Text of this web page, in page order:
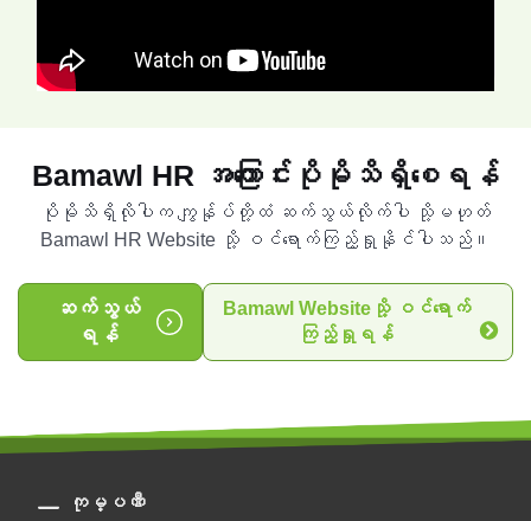
Bamawl HR အကြောင်းပိုမိုသိရှိစေရန်
ပိုမိုသိရှိလိုပါက ကျွန်ုပ်တို့ထံ ဆက်သွယ်လိုက်ပါ သို့မဟုတ်
Bamawl HR Website သို့ ဝင်ရောက်ကြည့်ရှုနိုင်ပါသည်။
ဆက်သွယ်
ရန်
Bamawl Websiteသို့ ဝင်ရောက်
ကြည့်ရှုရန်
ကုမ္ပဏီ